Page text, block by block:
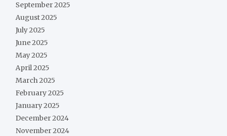
September 2025
August 2025
July 2025
June 2025
May 2025
April 2025
March 2025
February 2025
January 2025
December 2024
November 2024